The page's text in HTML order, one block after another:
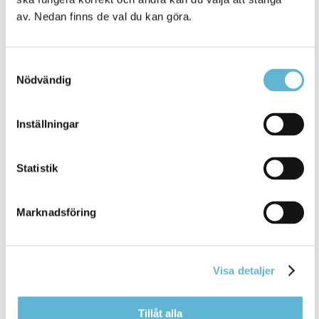
av. Nedan finns de val du kan göra.
Nödvändig
Inställningar
Statistik
Marknadsföring
Visa detaljer
Tillåt alla
som en perfekt lösning, säger Joakim.
på att han behöver landa och lära sig arbetsgången i en
kommun och skillnaderna mot att jobba i en privat
Exempelvis att kommunen är politiskt styrd är något
också en stor utmaning i att läsa på och strukturera
arbetet och hitta en prioriteringsordning, säger
Bromölla kommuns säkerhetsarbete inom en